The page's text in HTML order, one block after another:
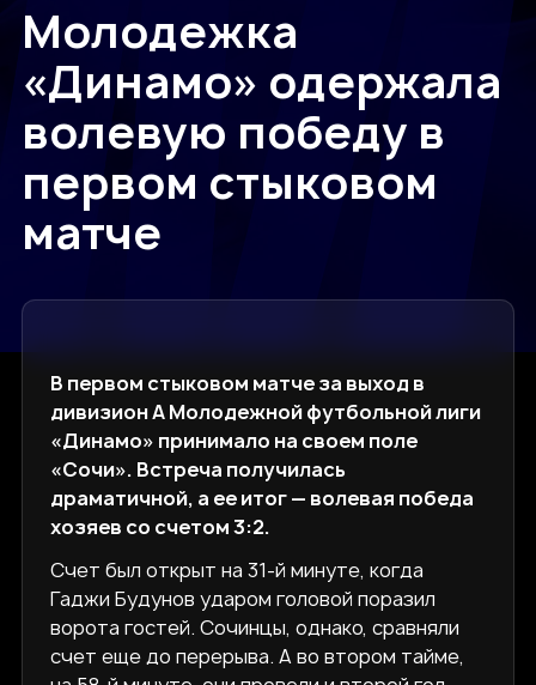
Молодежка
«Динамо» одержала
волевую победу в
первом стыковом
матче
В первом стыковом матче за выход в
дивизион А Молодежной футбольной лиги
«Динамо» принимало на своем поле
«Сочи». Встреча получилась
драматичной, а ее итог — волевая победа
хозяев со счетом 3:2.
Счет был открыт на 31-й минуте, когда
Гаджи Будунов ударом головой поразил
ворота гостей. Сочинцы, однако, сравняли
счет еще до перерыва. А во втором тайме,